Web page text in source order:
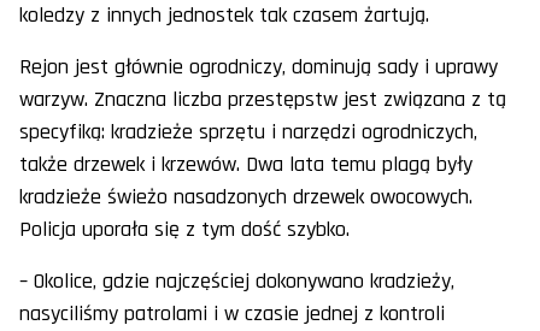
koledzy z innych jednostek tak czasem żartują.
Rejon jest głównie ogrodniczy, dominują sady i uprawy
warzyw. Znaczna liczba przestępstw jest związana z tą
specyfiką: kradzieże sprzętu i narzędzi ogrodniczych,
także drzewek i krzewów. Dwa lata temu plagą były
kradzieże świeżo nasadzonych drzewek owocowych.
Policja uporała się z tym dość szybko.
– Okolice, gdzie najczęściej dokonywano kradzieży,
nasyciliśmy patrolami i w czasie jednej z kontroli